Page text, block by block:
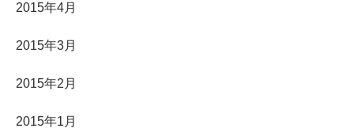
2015年4月
2015年3月
2015年2月
2015年1月